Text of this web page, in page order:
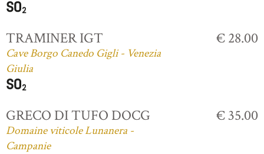
TRAMINER IGT
Cave Borgo Canedo Gigli - Venezia
Giulia
€ 28.00
GRECO DI TUFO DOCG
Domaine viticole Lunanera -
Campanie
€ 35.00